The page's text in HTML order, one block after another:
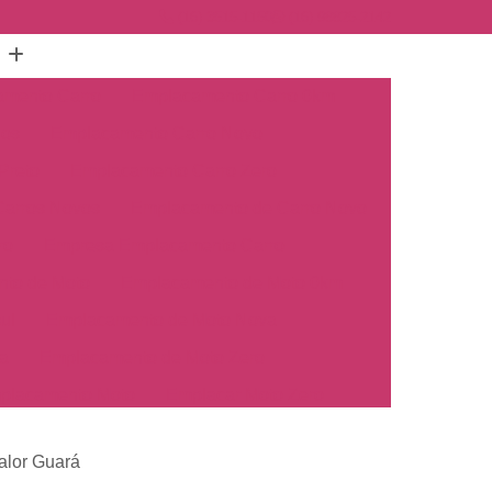
Emplacamento de Carro
Guará